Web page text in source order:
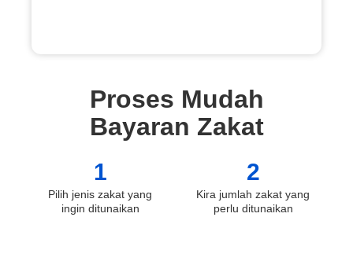
Proses Mudah
Bayaran Zakat
1
Pilih jenis zakat yang
ingin ditunaikan
2
Kira jumlah zakat yang
perlu ditunaikan